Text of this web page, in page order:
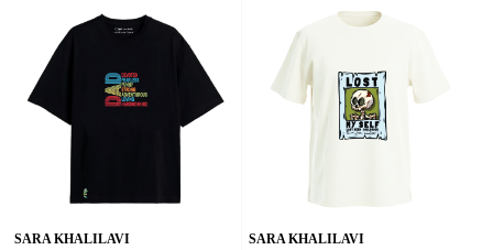
SARA KHALILAVI SARA KHALILAVI